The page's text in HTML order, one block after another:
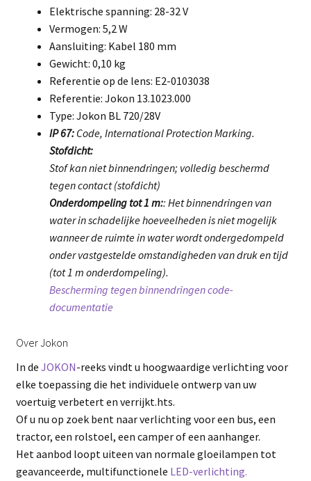
Elektrische spanning: 28-32 V
Vermogen: 5,2 W
Aansluiting: Kabel 180 mm
Gewicht: 0,10 kg
Referentie op de lens: E2-0103038
Referentie: Jokon 13.1023.000
Type: Jokon BL 720/28V
IP 67:Code, International Protection Marking.
Stofdicht:
Stof kan niet binnendringen; volledig beschermd
tegen contact (stofdicht)
Onderdompeling tot 1 m:: Het binnendringen van
water in schadelijke hoeveelheden is niet mogelijk
wanneer de ruimte in water wordt ondergedompeld
onder vastgestelde omstandigheden van druk en tijd
(tot 1 m onderdompeling).
Bescherming tegen binnendringen code-
documentatie
Over Jokon
In de JOKON-reeks vindt u hoogwaardige verlichting voor
elke toepassing die het individuele ontwerp van uw
voertuig verbetert en verrijkt.hts.
Of u nu op zoek bent naar verlichting voor een bus, een
tractor, een rolstoel, een camper of een aanhanger.
Het aanbod loopt uiteen van normale gloeilampen tot
geavanceerde, multifunctionele LED-verlichting.